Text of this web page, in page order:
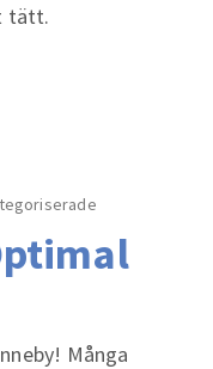
tätt.
Många